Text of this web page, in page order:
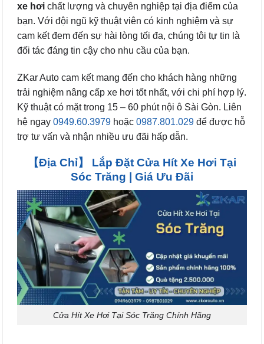
xe hơi chất lượng và chuyên nghiệp tại địa điểm của
bạn. Với đội ngũ kỹ thuật viên có kinh nghiệm và sự
cam kết đem đến sự hài lòng tối đa, chúng tôi tự tin là
đối tác đáng tin cậy cho nhu cầu của bạn.
ZKar Auto cam kết mang đến cho khách hàng những
trải nghiệm nâng cấp xe hơi tốt nhất, với chi phí hợp lý.
Kỹ thuật có mặt trong 15 – 60 phút nội ô Sài Gòn. Liên
hệ ngay 0949.60.3979 hoặc 0987.801.029 để được hỗ
trợ tư vấn và nhận nhiều ưu đãi hấp dẫn.
【Địa Chỉ】 Lắp Đặt Cửa Hít Xe Hơi Tại
Sóc Trăng | Giá Ưu Đãi
Cửa Hít Xe Hơi Tại Sóc Trăng Chính Hãng